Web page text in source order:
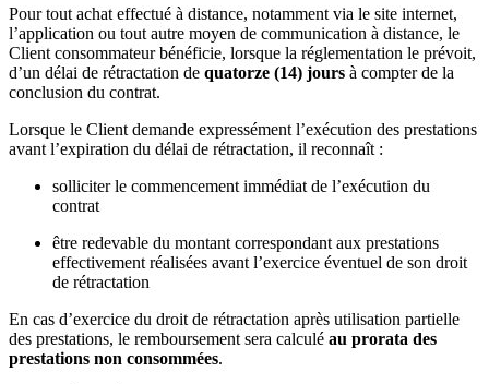
Pour tout achat effectué à distance, notamment via le site internet,
l’application ou tout autre moyen de communication à distance, le
Client consommateur bénéficie, lorsque la réglementation le prévoit,
d’un délai de rétractation de quatorze (14) jours à compter de la
conclusion du contrat.
Lorsque le Client demande expressément l’exécution des prestations
avant l’expiration du délai de rétractation, il reconnaît :
solliciter le commencement immédiat de l’exécution du
contrat
être redevable du montant correspondant aux prestations
effectivement réalisées avant l’exercice éventuel de son droit
de rétractation
En cas d’exercice du droit de rétractation après utilisation partielle
des prestations, le remboursement sera calculé au prorata des
prestations non consommées.